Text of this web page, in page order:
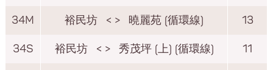
34M 裕民坊 < > 曉麗苑 (循環線) 13
34S 裕民坊 < > 秀茂坪 (上) (循環線) 11